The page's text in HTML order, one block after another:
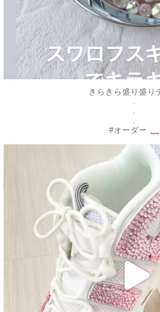
きらきら盛り盛り
.
.
.
#オーダー ...